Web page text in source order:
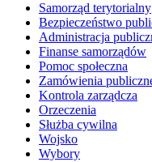
Samorząd terytorialny
Bezpieczeństwo
Administracja
Finanse samorządów
Pomoc społeczna
Zamówienia
Kontrola zarządcza
Orzeczenia
Służba cywilna
Wojsko
Wybory